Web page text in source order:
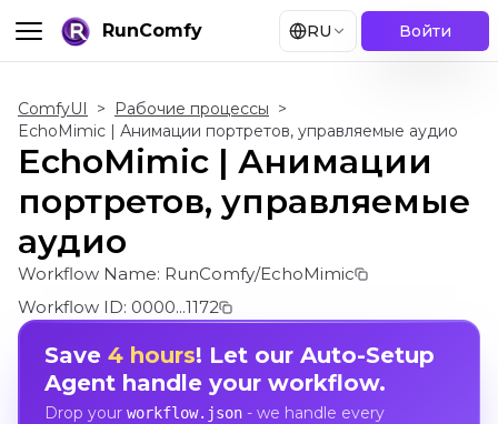
RunComfy RU Войти
ComfyUI > Рабочие процессы >
EchoMimic | Анимации портретов, управляемые аудио
EchoMimic | Анимации
портретов, управляемые
аудио
Workflow Name: RunComfy/EchoMimic
Workflow ID: 0000...1172
Save 4 hours! Let our Auto-Setup
Agent handle your workflow.
Drop your workflow.json- we handle every